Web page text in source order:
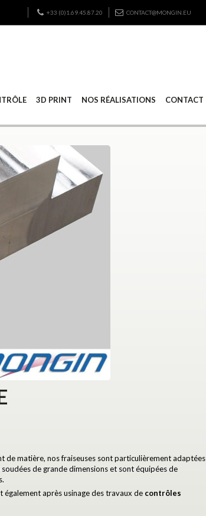
+33 (0)1.69.45.87.20 CONTACT@MONGIN.EU
3D PRINT NOS RÉALISATIONS CONTACT
de matière, nos fraiseuses sont particulièrement adaptées
de grande dimensions et sont équipées de
après usinage des travaux de contrôles